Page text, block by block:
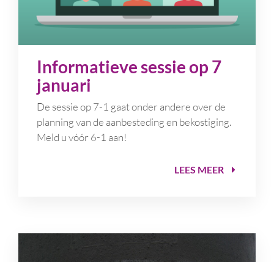
Informatieve sessie op 7
januari
De sessie op 7-1 gaat onder andere over de
planning van de aanbesteding en bekostiging.
Meld u vóór 6-1 aan!
LEES MEER